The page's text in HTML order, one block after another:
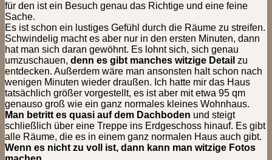
für den ist ein Besuch genau das Richtige und eine feine
Sache.
Es ist schon ein lustiges Gefühl durch die Räume zu streifen.
Schwindelig macht es aber nur in den ersten Minuten, dann
hat man sich daran gewöhnt. Es lohnt sich, sich genau
umzuschauen, denn es gibt manches witzige Detail zu
entdecken. Außerdem wäre man ansonsten halt schon nach
wenigen Minuten wieder draußen. Ich hatte mir das Haus
tatsächlich größer vorgestellt, es ist aber mit etwa 95 qm
genauso groß wie ein ganz normales kleines Wohnhaus.
Man betritt es quasi auf dem Dachboden und steigt
schließlich über eine Treppe ins Erdgeschoss hinauf. Es gibt
alle Räume, die es in einem ganz normalen Haus auch gibt.
Wenn es nicht zu voll ist, dann kann man witzige Fotos